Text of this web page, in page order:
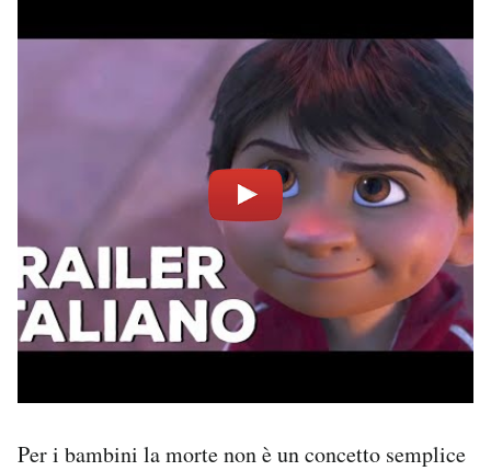
Per i bambini la morte non è un concetto semplice